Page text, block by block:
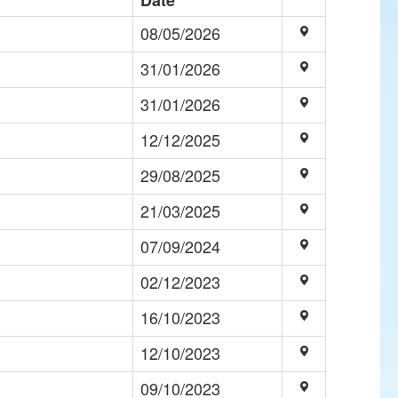
08/05/2026
31/01/2026
31/01/2026
12/12/2025
29/08/2025
21/03/2025
07/09/2024
02/12/2023
16/10/2023
12/10/2023
09/10/2023